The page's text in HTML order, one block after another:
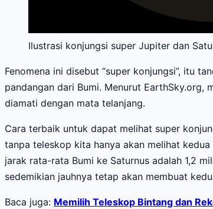
Ilustrasi konjungsi super Jupiter dan
Fenomena ini disebut “super konjungsi”, itu
pandangan dari Bumi. Menurut
diamati dengan mata telanjang.
Cara terbaik untuk dapat melihat super
tanpa teleskop kita hanya akan melihat
jarak rata-rata Bumi ke Saturnus adalah 1,2
sedemikian jauhnya tetap akan membuat
Baca juga: Memilih Teleskop Bintang dan